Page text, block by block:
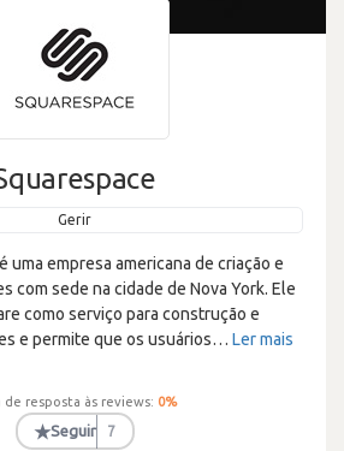
Gerir
uma empresa americana de criação e
com sede na cidade de Nova York. Ele
como serviço para construção e
e permite que os usuários… Ler mais
de resposta às reviews: 0%
★Seguir 7